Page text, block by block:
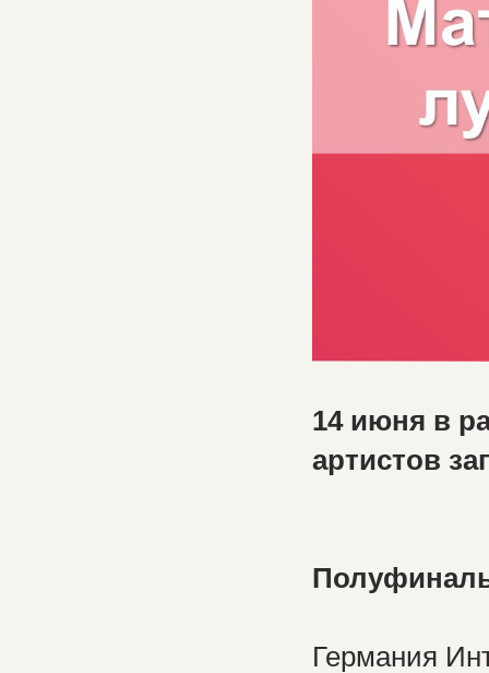
14 июня в
артистов
Германия